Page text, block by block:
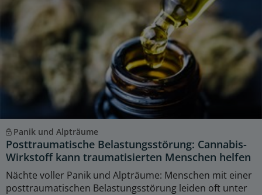
Panik und Alpträume
Posttraumatische Belastungsstörung: Cannabis-
Wirkstoff kann traumatisierten Menschen helfen
Nächte voller Panik und Alpträume: Menschen mit einer
posttraumatischen Belastungsstörung leiden oft unter